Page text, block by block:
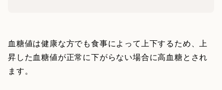
血糖値は健康な方でも食事によって上下するため、上
昇した血糖値が正常に下がらない場合に高血糖とされ
ます。